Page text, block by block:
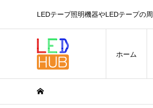
LEDテープ照明機器やLEDテープの
ホーム